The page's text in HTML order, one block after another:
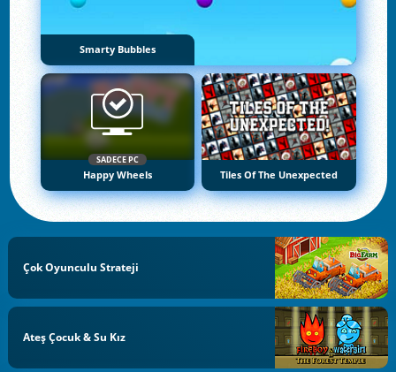
Smarty Bubbles
SADECE PC
Happy Wheels Tiles Of The Unexpected
Çok Oyunculu Strateji
Ateş Çocuk & Su Kız